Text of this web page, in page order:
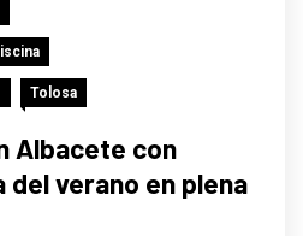
Tolosa
Albacete con
verano en plena